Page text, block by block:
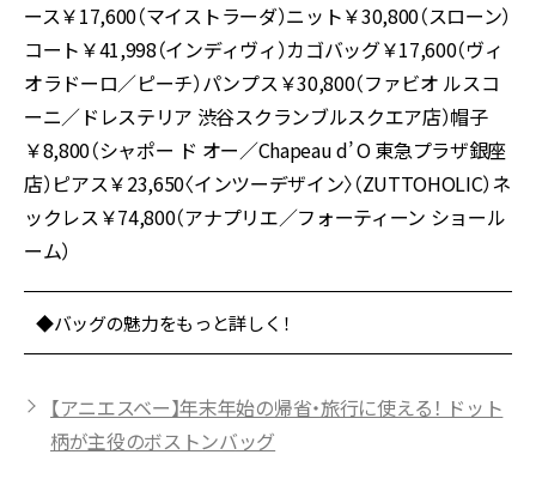
ース￥17,600（マイストラーダ）ニット￥30,800（スローン）
コート￥41,998（インディヴィ）カゴバッグ￥17,600（ヴィ
オラドーロ／ピーチ）パンプス￥30,800（ファビオ ルスコ
ーニ／ドレステリア 渋谷スクランブルスクエア店）帽子
￥8,800（シャポー ド オー／Chapeau d’ O 東急プラザ銀座
店）ピアス￥23,650〈インツーデザイン〉（ZUTTOHOLIC）ネ
ックレス￥74,800（アナプリエ／フォーティーン ショール
ーム）
◆バッグの魅力をもっと詳しく！
【アニエスベー】年末年始の帰省・旅行に使える！ ドット
柄が主役のボストンバッグ